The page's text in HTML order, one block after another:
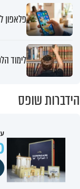
פלאפון
לימוד
הידברות שופס